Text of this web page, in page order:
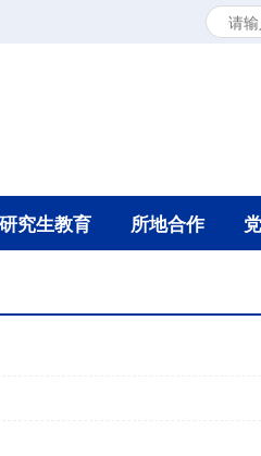
研究生教育 所地合作